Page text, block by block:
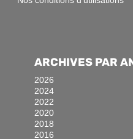
ARCHIVES PAR
2026
2024
2022
2020
2018
2016